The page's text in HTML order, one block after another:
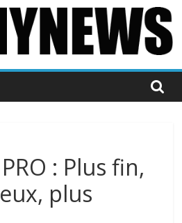
: Plus fin,
plus